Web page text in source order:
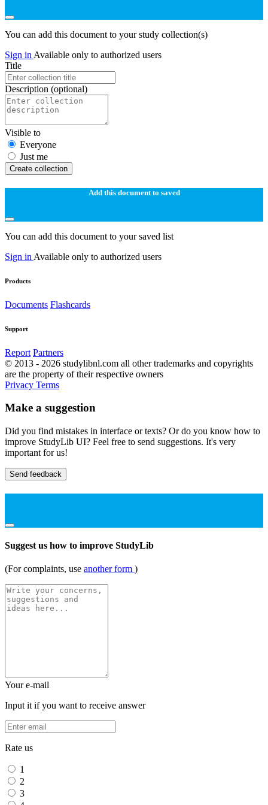
You can add this document to your study collection(s)
Sign in Available only to authorized users
Title
Description (optional)
Visible to
Everyone
Just me
Create collection
Add this document to saved
You can add this document to your saved list
Sign in Available only to authorized users
Products
Documents Flashcards
Support
Report Partners
© 2013 - 2026 studylibnl.com all other trademarks and copyrights
are the property of their respective owners
Privacy Terms
Make a suggestion
Did you find mistakes in interface or texts? Or do you know how to
improve StudyLib UI? Feel free to send suggestions. It's very
important for us!
Send feedback
Suggest us how to improve StudyLib
(For complaints, use another form )
Your e-mail
Input it if you want to receive answer
Rate us
1
2
3